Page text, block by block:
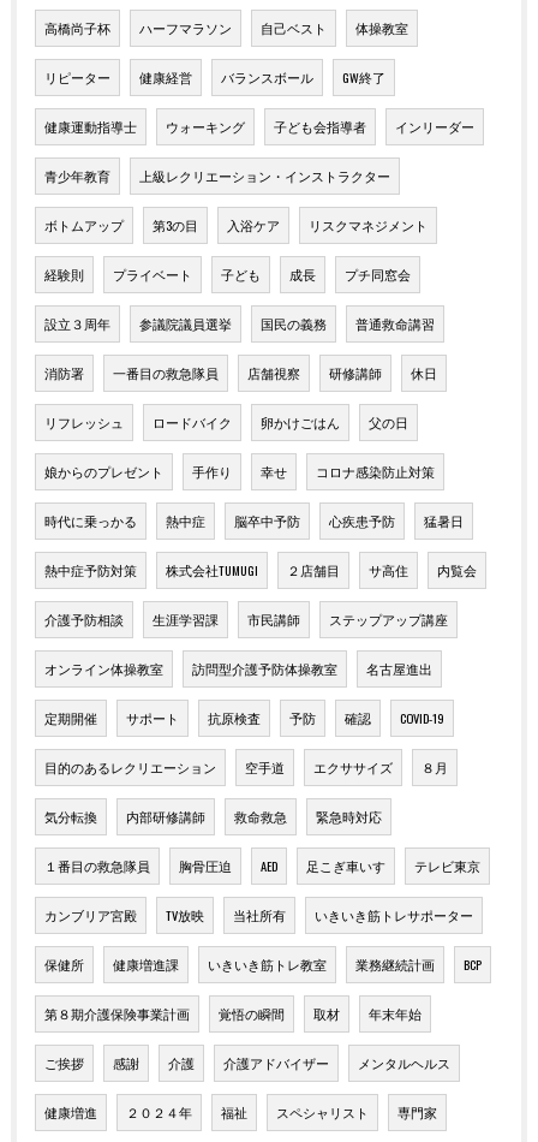
高橋尚子杯 ハーフマラソン 自己ベスト 体操教室
リピーター 健康経営 バランスボール GW終了
健康運動指導士 ウォーキング 子ども会指導者 インリーダー
青少年教育 上級レクリエーション・インストラクター
ボトムアップ 第3の目 入浴ケア リスクマネジメント
経験則 プライベート 子ども 成長 プチ同窓会
設立３周年 参議院議員選挙 国民の義務 普通救命講習
消防署 一番目の救急隊員 店舗視察 研修講師 休日
リフレッシュ ロードバイク 卵かけごはん 父の日
娘からのプレゼント 手作り 幸せ コロナ感染防止対策
時代に乗っかる 熱中症 脳卒中予防 心疾患予防 猛暑日
熱中症予防対策 株式会社TUMUGI ２店舗目 サ高住 内覧会
介護予防相談 生涯学習課 市民講師 ステップアップ講座
オンライン体操教室 訪問型介護予防体操教室 名古屋進出
定期開催 サポート 抗原検査 予防 確認 COVID-19
目的のあるレクリエーション 空手道 エクササイズ ８月
気分転換 内部研修講師 救命救急 緊急時対応
１番目の救急隊員 胸骨圧迫 AED 足こぎ車いす テレビ東京
カンブリア宮殿 TV放映 当社所有 いきいき筋トレサポーター
保健所 健康増進課 いきいき筋トレ教室 業務継続計画 BCP
第８期介護保険事業計画 覚悟の瞬間 取材 年末年始
ご挨拶 感謝 介護 介護アドバイザー メンタルヘルス
健康増進 ２０２４年 福祉 スペシャリスト 専門家